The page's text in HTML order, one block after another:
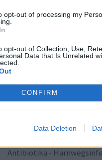
opt-out of processing my
opt-out of Collection, Use,
Data that Is Unrelated
CONFIRM
Data Deletion
Empfängnis Verhütung -
Depression - SSRI
Diabetes
ADHS - stimulierende
Blutdruck -
Antibiotika -